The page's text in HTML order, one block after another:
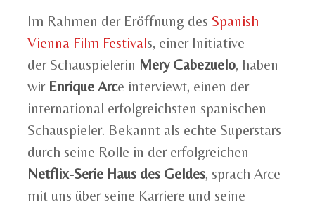
Im Rahmen der Eröffnung des Spanish
Vienna Film Festivals, einer Initiative
der Schauspielerin Mery Cabezuelo, haben
wir Enrique Arce interviewt, einen der
international erfolgreichsten spanischen
Schauspieler. Bekannt als echte Superstars
durch seine Rolle in der erfolgreichen
Netflix-Serie Haus des Geldes, sprach Arce
mit uns über seine Karriere und seine